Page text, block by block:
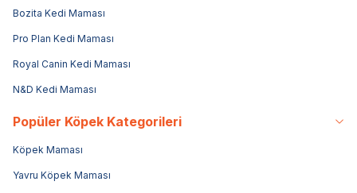
Bozita Kedi Maması
Pro Plan Kedi Maması
Royal Canin Kedi Maması
N&D Kedi Maması
Popüler Köpek Kategorileri
Köpek Maması
Yavru Köpek Maması